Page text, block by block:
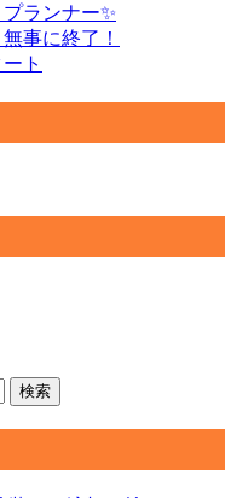
ランナー✨
事に終了！
ト